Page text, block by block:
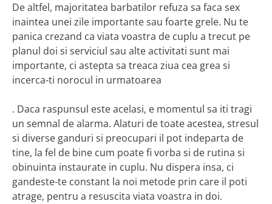
De altfel, majoritatea barbatilor refuza sa faca sex
inaintea unei zile importante sau foarte grele. Nu te
panica crezand ca viata voastra de cuplu a trecut pe
planul doi si serviciul sau alte activitati sunt mai
importante, ci astepta sa treaca ziua cea grea si
incerca-ti norocul in urmatoarea
. Daca raspunsul este acelasi, e momentul sa iti tragi
un semnal de alarma. Alaturi de toate acestea, stresul
si diverse ganduri si preocupari il pot indeparta de
tine, la fel de bine cum poate fi vorba si de rutina si
obinuinta instaurate in cuplu. Nu dispera insa, ci
gandeste-te constant la noi metode prin care il poti
atrage, pentru a resuscita viata voastra in doi.